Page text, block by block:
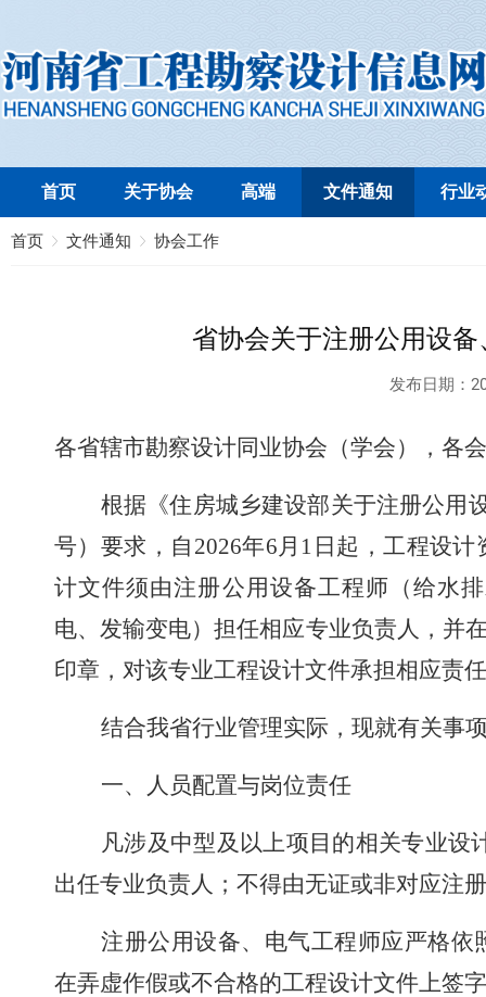
首页 关于协会 高端 文件通知 行业
首页 文件通知 协会工作
省协会关于注册公用设
发布日期：
各省辖市勘察设计同业协会（学会），各
根据《住房城乡建设部关于注册公用
号）要求，自 2026年6月 1 日起，工程设
计文件须由注册公用设备工程师（给水
电、发输变电）担任相应专业负责人，并
印章，对该专业工程设计文件承担相应责任
结合我省行业管理实际，现就有关事
一、人员配置与岗位责任
凡涉及中型及以上项目的相关专业
出任专业负责人；不得由无证或非对应注
注册公用设备、电气工程师应严格
在弄虚作假或不合格的工程设计文件上签